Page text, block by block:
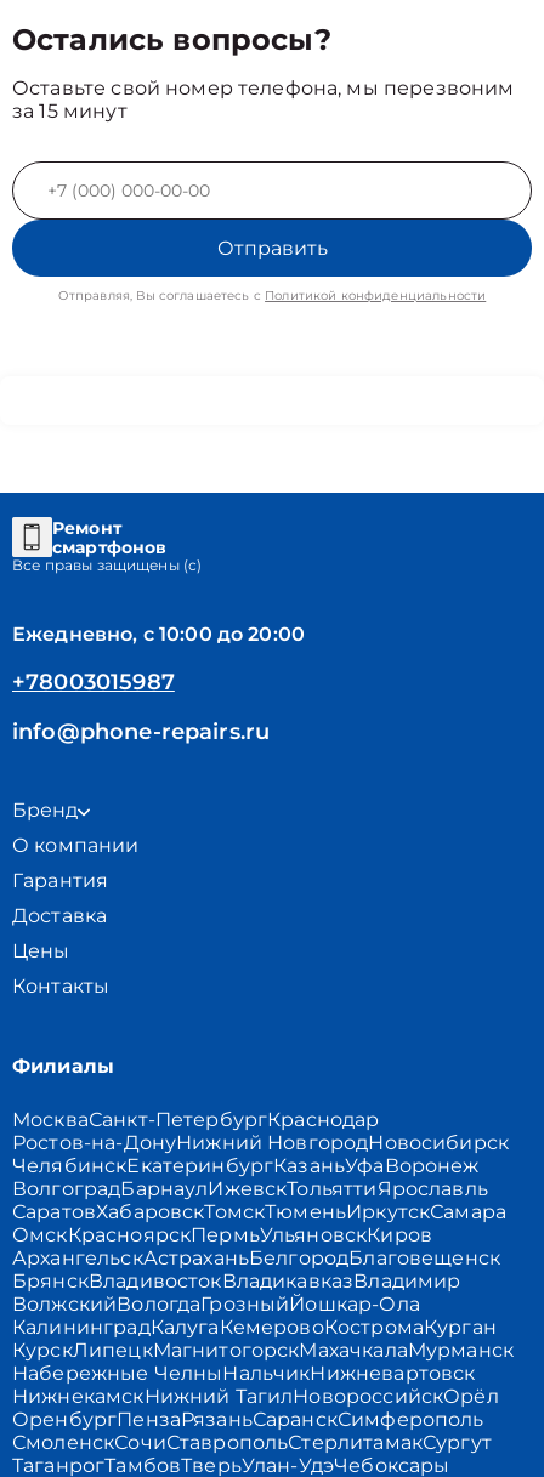
Остались вопросы?
Оставьте свой номер телефона, мы перезвоним
за 15 минут
Отправить
Отправляя, Вы соглашаетесь с Политикой конфиденциальности
Ремонт
смартфонов
Все правы защищены (с)
Ежедневно, с 10:00 до 20:00
+78003015987
info@phone-repairs.ru
Бренд
О компании
Гарантия
Доставка
Цены
Контакты
Филиалы
МоскваСанкт-ПетербургКраснодар
Ростов-на-ДонуНижний НовгородНовосибирск
ЧелябинскЕкатеринбургКазаньУфаВоронеж
ВолгоградБарнаулИжевскТольяттиЯрославль
СаратовХабаровскТомскТюменьИркутскСамара
ОмскКрасноярскПермьУльяновскКиров
АрхангельскАстраханьБелгородБлаговещенск
БрянскВладивостокВладикавказВладимир
ВолжскийВологдаГрозныйЙошкар-Ола
КалининградКалугаКемеровоКостромаКурган
КурскЛипецкМагнитогорскМахачкалаМурманск
Набережные ЧелныНальчикНижневартовск
НижнекамскНижний ТагилНовороссийскОрёл
ОренбургПензаРязаньСаранскСимферополь
СмоленскСочиСтавропольСтерлитамакСургут
ТаганрогТамбовТверьУлан-УдэЧебоксары